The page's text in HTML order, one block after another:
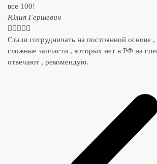
все 100!
​Юлия Гершевич
    
Стали сотрудничать на постоянной основе
сложные запчасти , которых нет в РФ на
отвечают , рекомендую.